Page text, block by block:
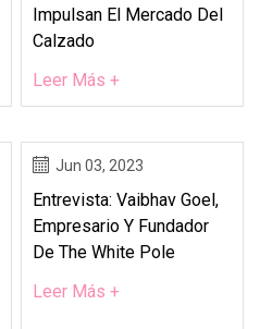
Impulsan El Mercado Del
Calzado
Leer Más +
Jun 03, 2023
Entrevista: Vaibhav Goel,
Empresario Y Fundador
De The White Pole
Leer Más +